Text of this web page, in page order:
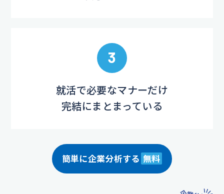
3
就活で必要なマナーだけ
完結にまとまっている
簡単に企業分析する 無料